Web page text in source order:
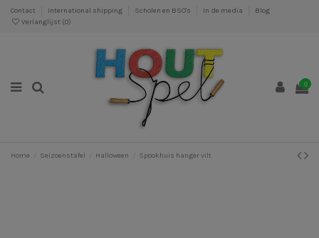
Contact International shipping Scholen en BSO's In de media
Blog
Verlanglijst (0)
0
Home Seizoenstafel Halloween Spookhuis hanger vilt